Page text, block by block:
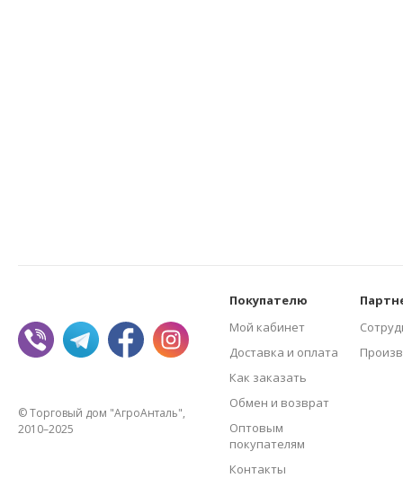
© Торговый дом "АгроАнталь",
2010–2025
Покупателю
Мой кабинет
Доставка и оплата
Как заказать
Обмен и возврат
Оптовым
покупателям
Контакты